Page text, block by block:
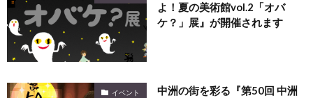
よ！夏の美術館vol.2「オバ
ケ？」展』が開催されます
イベント
中洲の街を彩る『第50回 中洲